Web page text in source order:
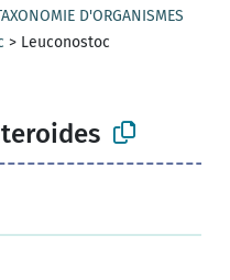
D'ORGANISMES
> Leuconostoc